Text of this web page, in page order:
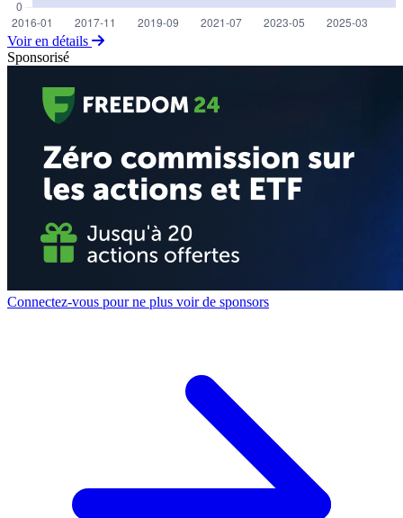
Voir en détails
Sponsorisé
Connectez-vous pour ne plus voir de sponsors